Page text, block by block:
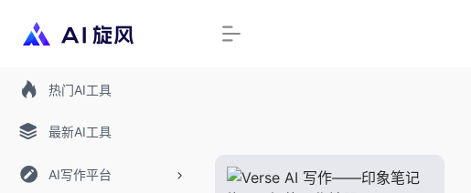
热门AI工具
最新AI工具
AI写作平台